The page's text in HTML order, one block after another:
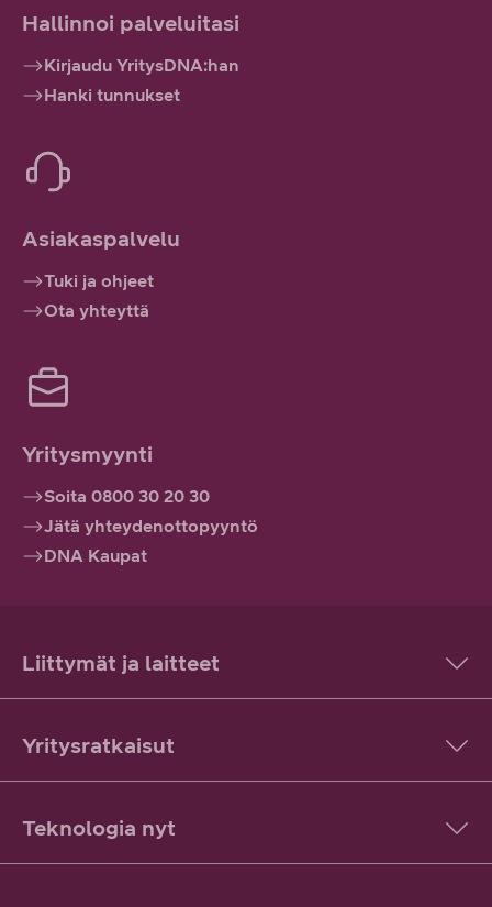
Hallinnoi palveluitasi
Kirjaudu YritysDNA:han
Hanki tunnukset
Asiakaspalvelu
Tuki ja ohjeet
Ota yhteyttä
Yritysmyynti
Soita 0800 30 20 30
Jätä yhteydenottopyyntö
DNA Kaupat
Liittymät ja laitteet
Yritysratkaisut
Teknologia nyt